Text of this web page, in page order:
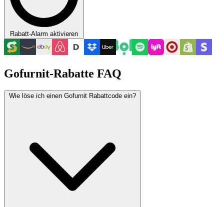
Rabatt-Alarm aktivieren
Gofurnit-Rabatte FAQ
Wie löse ich einen Gofurnit Rabattcode ein?